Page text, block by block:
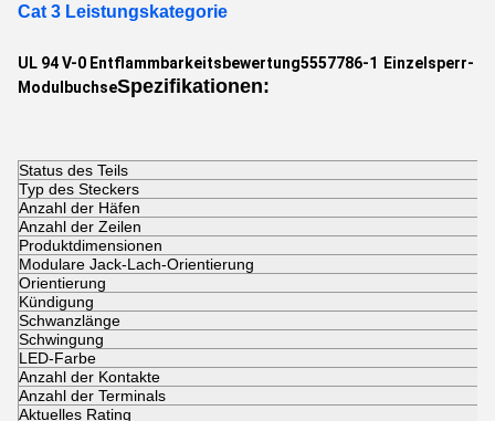
Cat 3 Leistungskategorie
UL 94 V-0 Entflammbarkeitsbewertung5557786-1
Einzelsperr-
ModulbuchseSpezifikationen:
Status des Teils
Typ des Steckers
Anzahl der Häfen
Anzahl der Zeilen
Produktdimensionen
Modulare Jack-Lach-Orientierung
Orientierung
Kündigung
Schwanzlänge
Schwingung
LED-Farbe
Anzahl der Kontakte
Anzahl der Terminals
Aktuelles Rating